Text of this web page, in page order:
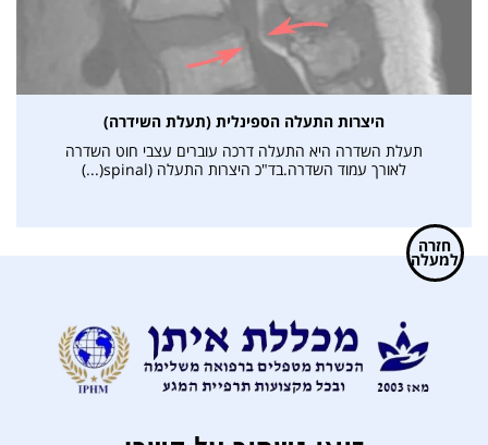
היצרות התעלה הספינלית (תעלת השידרה)
תעלת השדרה היא התעלה דרכה עוברים עצבי חוט השדרה
לאורך עמוד השדרה.בד"כ היצרות התעלה (spinal(...)
חזרה
למעלה